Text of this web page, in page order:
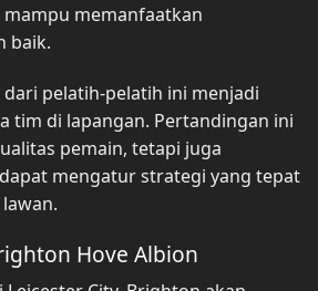
memanfaatkan
baik.
pelatih-pelatih ini menjadi
tim di lapangan. Pertandingan ini
pemain, tetapi juga
mengatur strategi yang tepat
Hove Albion